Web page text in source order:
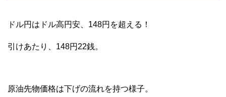
ドル円はドル高円安、148円を超える！
引けあたり、148円22銭。
原油先物価格は下げの流れを持つ様子。